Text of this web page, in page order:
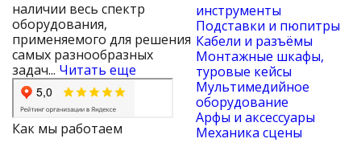
наличии весь спектр
оборудования,
применяемого для решения
самых разнообразных
задач... Читать еще
Как мы работаем
инструменты
Подставки и пюпитры
Кабели и разъёмы
Монтажные шкафы,
туровые кейсы
Мультимедийное
оборудование
Арфы и аксессуары
Механика сцены